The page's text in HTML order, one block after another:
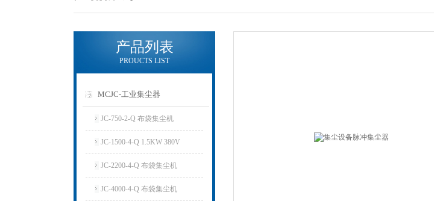
产品列表
PROUCTS LIST
MCJC-工业集尘器
JC-750-2-Q 布袋集尘机
JC-1500-4-Q 1.5KW 380V
JC-2200-4-Q 布袋集尘机
JC-4000-4-Q 布袋集尘机